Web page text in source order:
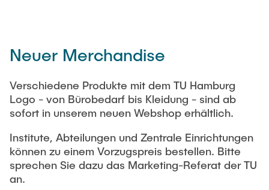
Neuer Merchandise
Verschiedene Produkte mit dem TU Hamburg
Logo - von Bürobedarf bis Kleidung - sind ab
sofort in unserem neuen Webshop erhältlich.
Institute, Abteilungen und Zentrale Einrichtungen
können zu einem Vorzugspreis bestellen. Bitte
sprechen Sie dazu das Marketing-Referat der TU
an.